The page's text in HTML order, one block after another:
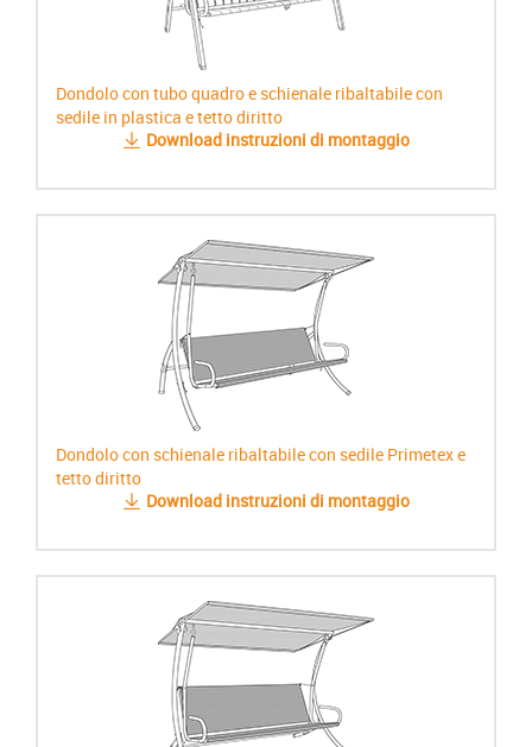
Dondolo con tubo quadro e schienale ribaltabile con
sedile in plastica e tetto diritto
Download instruzioni di montaggio
Dondolo con schienale ribaltabile con sedile Primetex e
tetto diritto
Download instruzioni di montaggio